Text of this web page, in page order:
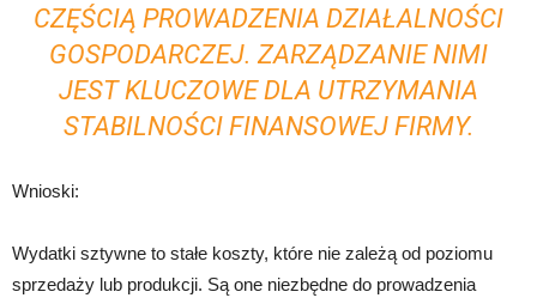
CZĘŚCIĄ PROWADZENIA DZIAŁALNOŚCI
GOSPODARCZEJ. ZARZĄDZANIE NIMI
JEST KLUCZOWE DLA UTRZYMANIA
STABILNOŚCI FINANSOWEJ FIRMY.
Wnioski:
Wydatki sztywne to stałe koszty, które nie zależą od poziomu
sprzedaży lub produkcji. Są one niezbędne do prowadzenia